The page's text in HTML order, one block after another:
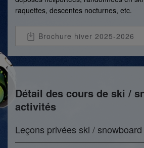
raquettes, descentes nocturnes, etc.
Brochure hiver 2025-2026
Détail des cours de ski /
activités
Leçons privées ski / snowboard